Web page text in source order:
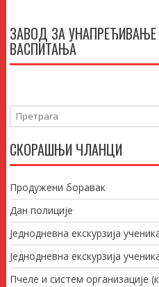
ЗАВОД ЗА
ВАСПИТАЊА
СКОРАШЊИ ЧЛАНЦИ
Продужени боравак
Дан полиције
Једнодневна екскурзија
Једнодневна екскурзија
Пчеле и систем организације